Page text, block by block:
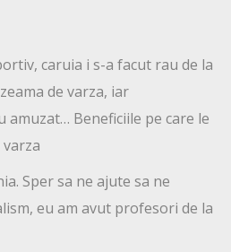
caruia i s-a facut rau de la
de varza, iar
Beneficiile pe care le
Sper sa ne ajute sa ne
eu am avut profesori de la